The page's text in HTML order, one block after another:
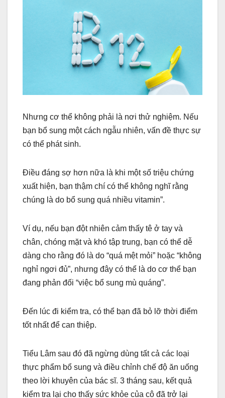
Nhưng cơ thể không phải là nơi thử nghiệm. Nếu
bạn bổ sung một cách ngẫu nhiên, vấn đề thực sự
có thể phát sinh.
Điều đáng sợ hơn nữa là khi một số triệu chứng
xuất hiện, bạn thậm chí có thể không nghĩ rằng
chúng là do bổ sung quá nhiều vitamin”.
Ví dụ, nếu bạn đột nhiên cảm thấy tê ở tay và
chân, chóng mặt và khó tập trung, bạn có thể dễ
dàng cho rằng đó là do “quá mệt mỏi” hoặc “không
nghỉ ngơi đủ”, nhưng đây có thể là do cơ thể bạn
đang phản đối “việc bổ sung mù quáng”.
Đến lúc đi kiểm tra, có thể bạn đã bỏ lỡ thời điểm
tốt nhất để can thiệp.
Tiểu Lâm sau đó đã ngừng dùng tất cả các loại
thực phẩm bổ sung và điều chỉnh chế độ ăn uống
theo lời khuyên của bác sĩ. 3 tháng sau, kết quả
kiểm tra lại cho thấy sức khỏe của cô đã trở lại